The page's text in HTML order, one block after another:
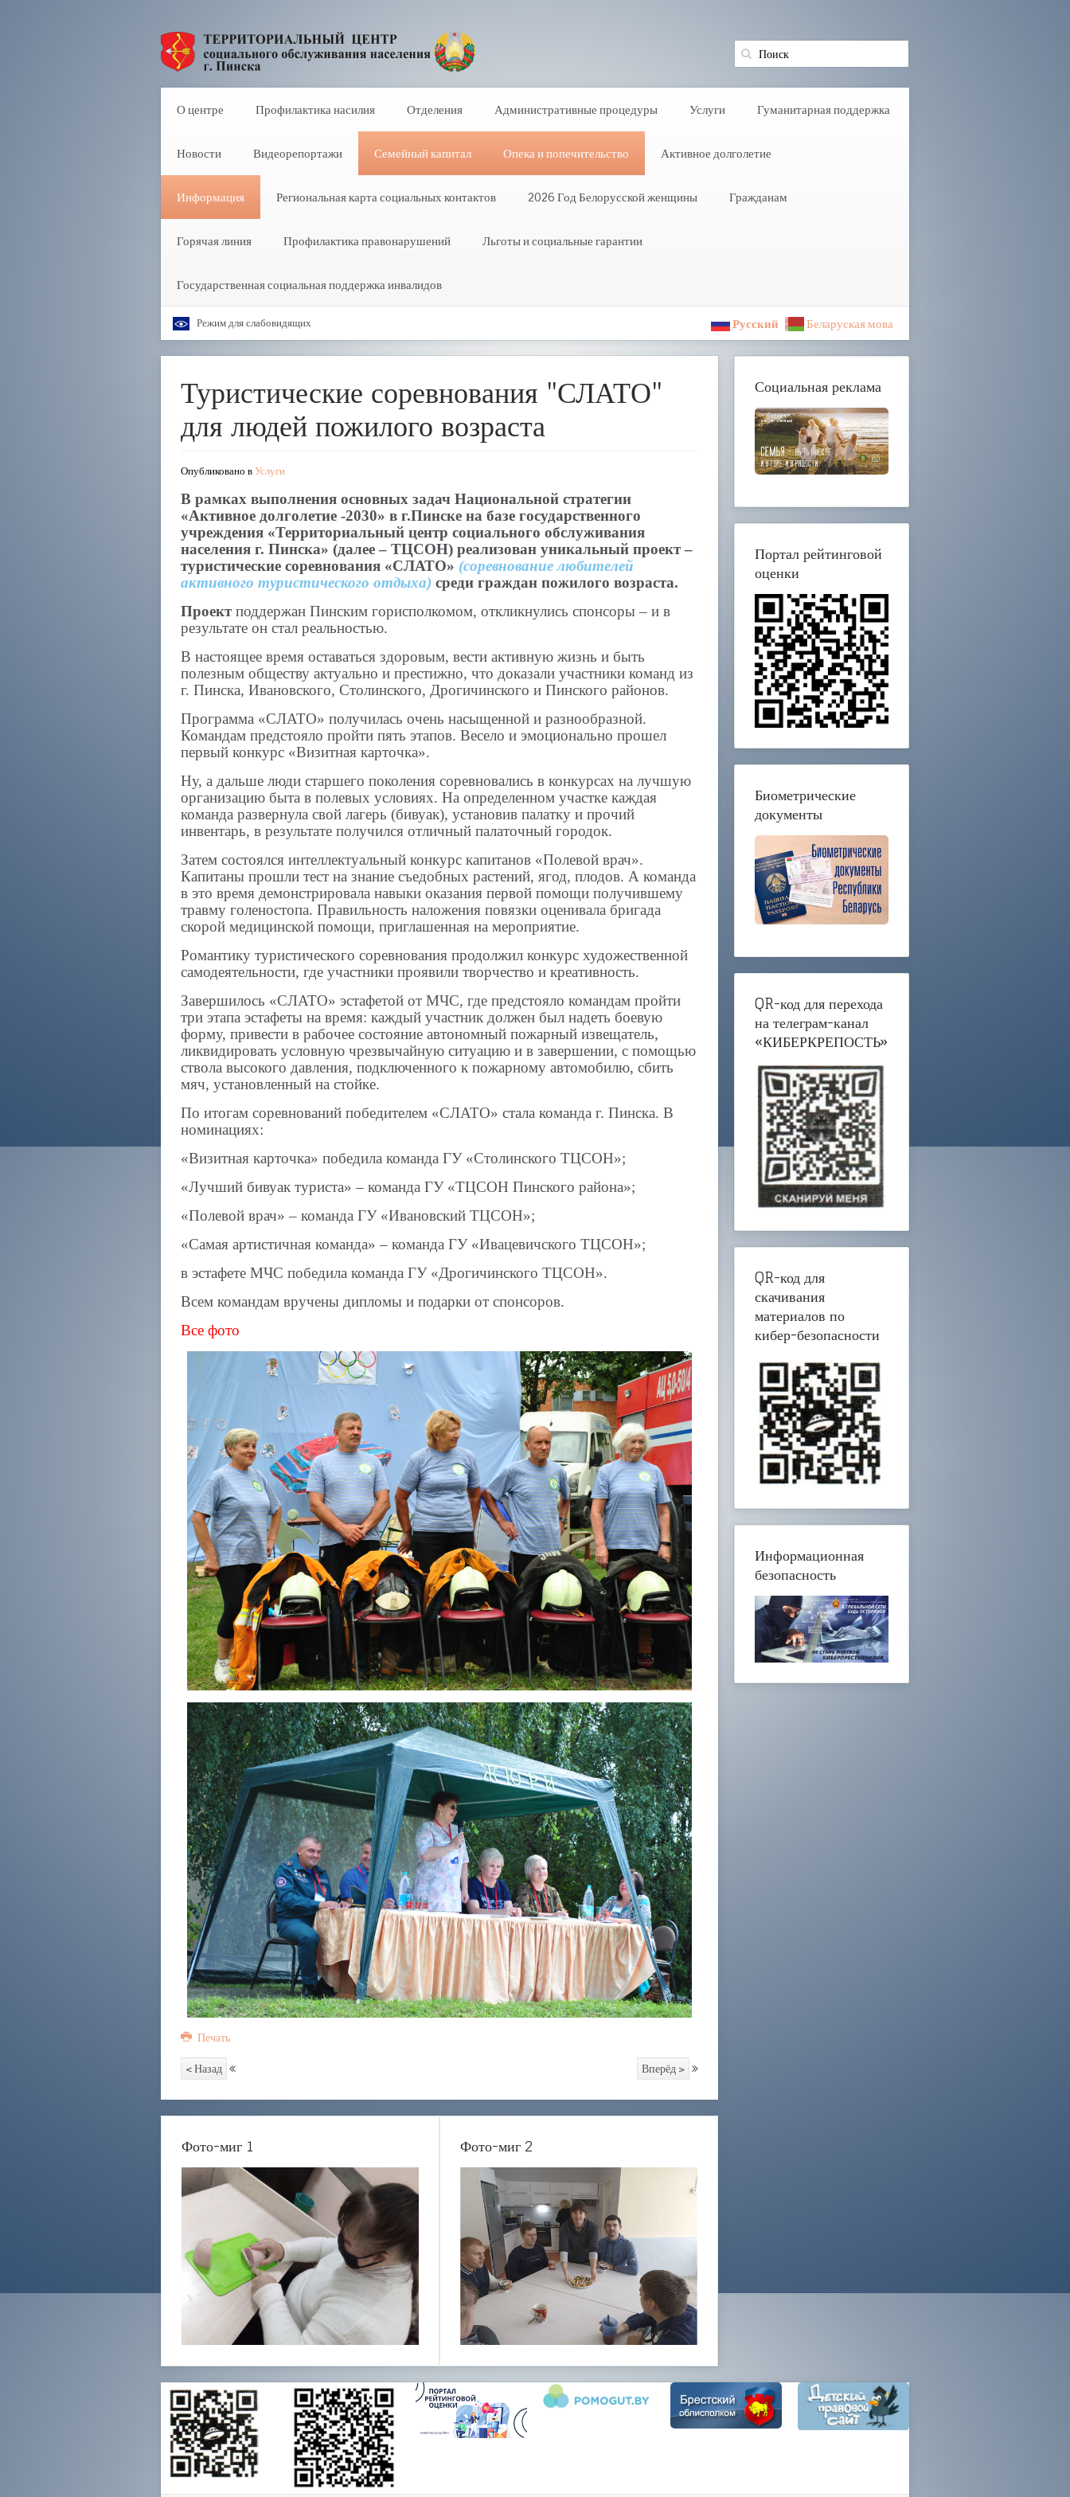
О центре Профилактика насилия Отделения Административные процедуры Услуги Гуманитарная поддержка
Новости Видеорепортажи Семейный капитал Опека и попечительство Активное долголетие
Информация Региональная карта социальных контактов 2026 Год Белорусской женщины Гражданам
Горячая линия Профилактика правонарушений Льготы и социальные гарантии
Государственная социальная поддержка инвалидов
Режим для слабовидящих Русский Беларуская мова
Туристические соревнования "СЛАТО"
для людей пожилого возраста
Опубликовано вУслуги
В рамках выполнения основных задач Национальной стратегии
«Активное долголетие -2030» в г.Пинске на базе государственного
учреждения «Территориальный центр социального обслуживания
населения г. Пинска» (далее – ТЦСОН) реализован уникальный проект –
туристические соревнования «СЛАТО» (соревнование любителей
активного туристического отдыха) среди граждан пожилого возраста.
Проект поддержан Пинским горисполкомом, откликнулись спонсоры – и в
результате он стал реальностью.
В настоящее время оставаться здоровым, вести активную жизнь и быть
полезным обществу актуально и престижно, что доказали участники команд из
г. Пинска, Ивановского, Столинского, Дрогичинского и Пинского районов.
Программа «СЛАТО» получилась очень насыщенной и разнообразной.
Командам предстояло пройти пять этапов. Весело и эмоционально прошел
первый конкурс «Визитная карточка».
Ну, а дальше люди старшего поколения соревновались в конкурсах на лучшую
организацию быта в полевых условиях. На определенном участке каждая
команда развернула свой лагерь (бивуак), установив палатку и прочий
инвентарь, в результате получился отличный палаточный городок.
Затем состоялся интеллектуальный конкурс капитанов «Полевой врач».
Капитаны прошли тест на знание съедобных растений, ягод, плодов. А команда
в это время демонстрировала навыки оказания первой помощи получившему
травму голеностопа. Правильность наложения повязки оценивала бригада
скорой медицинской помощи, приглашенная на мероприятие.
Романтику туристического соревнования продолжил конкурс художественной
самодеятельности, где участники проявили творчество и креативность.
Завершилось «СЛАТО» эстафетой от МЧС, где предстояло командам пройти
три этапа эстафеты на время: каждый участник должен был надеть боевую
форму, привести в рабочее состояние автономный пожарный извещатель,
ликвидировать условную чрезвычайную ситуацию и в завершении, с помощью
ствола высокого давления, подключенного к пожарному автомобилю, сбить
мяч, установленный на стойке.
По итогам соревнований победителем «СЛАТО» стала команда г. Пинска. В
номинациях:
«Визитная карточка» победила команда ГУ «Столинского ТЦСОН»;
«Лучший бивуак туриста» – команда ГУ «ТЦСОН Пинского района»;
«Полевой врач» – команда ГУ «Ивановский ТЦСОН»;
«Самая артистичная команда» – команда ГУ «Ивацевичского ТЦСОН»;
в эстафете МЧС победила команда ГУ «Дрогичинского ТЦСОН».
Всем командам вручены дипломы и подарки от спонсоров.
Все фото
Печать
< Назад Вперёд >
Фото-миг 1 Фото-миг 2
Социальная реклама
Портал рейтинговой
оценки
Биометрические
документы
QR-код для перехода
на телеграм-канал
«КИБЕРКРЕПОСТЬ»
QR-код для
скачивания
материалов по
кибер-безопасности
Информационная
безопасность